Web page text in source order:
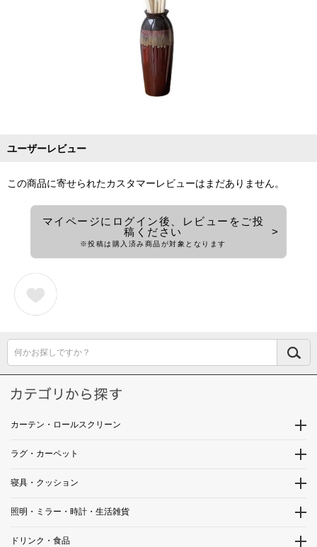
ユーザーレビュー
この商品に寄せられたカスタマーレビューはまだありません。
マイページにログイン後、レビューをご投
稿ください
※投稿は購入済み商品が対象となります
何かお探しですか？
カーテン・ロールスクリーン
ラグ・カーペット
寝具・クッション
照明・ミラー・時計・生活雑貨
ドリンク・食品